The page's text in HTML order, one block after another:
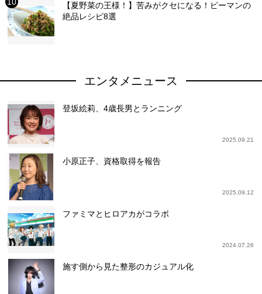
【夏野菜の王様！】苦みがクセになる！ピーマンの
絶品レシピ8選
エンタメニュース
登坂絵莉、4歳長男とランニング
2025.09.21
小原正子、資格取得を報告
2025.09.12
ファミマとヒロアカがコラボ
2024.07.26
施す側から見た整形のカジュアル化